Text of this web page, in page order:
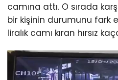
camına attı. O sırada
bir kişinin durumunu fark
liralık camı kıran hırsız